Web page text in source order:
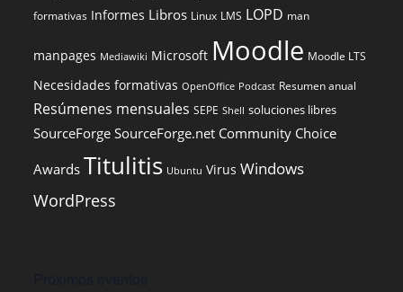
formativas Informes Libros Linux LMS LOPD man
manpages Mediawiki Microsoft Moodle Moodle LTS
Necesidades formativas OpenOffice Podcast Resumen anual
Resúmenes mensuales SEPE Shell soluciones libres
SourceForge SourceForge.net Community Choice
Awards Titulitis Ubuntu Virus Windows
WordPress